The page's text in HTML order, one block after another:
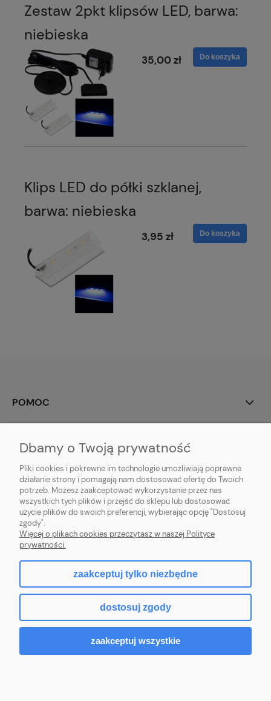
Zestaw 2pkt klipsów LED, barwa:
niebieska
35,00 zł Do koszyka
Klips LED do półki szklanej,
barwa: niebieska
3,95 zł Do koszyka
POMOC
PŁATNOŚCI I DOSTAWA
INFORMACJE
O NAS
Sklep internetowy Shoper.pl
Dbamy o Twoją prywatność
Pliki cookies i pokrewne im technologie umożliwiają poprawne
działanie strony i pomagają nam dostosować ofertę do Twoich
potrzeb. Możesz zaakceptować wykorzystanie przez nas
wszystkich tych plików i przejść do sklepu lub dostosować
użycie plików do swoich preferencji, wybierając opcję "Dostosuj
zgody".
Więcej o plikach cookies przeczytasz w naszej Polityce
prywatności.
zaakceptuj tylko niezbędne
dostosuj zgody
zaakceptuj wszystkie